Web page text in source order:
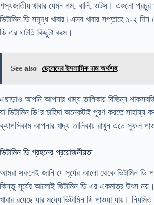
শস্যজাতীয় খাবার যেমন গম, বার্লি, ওটস। এগুলো প্রচুর
ভিটামিন ডি সমৃদ্ধ খাবার।এসব খাবার সপ্তাহে ১-২ দিন
ডি এর ঘাটতি কিছুটা কমে।
See also ছেলেদের ইসলামিক নাম অর্থসহ
এছাড়াও আপনি আপনার খাদ্য তালিকায় বিভিন্ন
যা ভিটামিন ডি’র চাহিদা অনেকটাই পূরণ করতে সাহায্য
ক্যাপসিকাম আপনার খাদ্য তালিকায় রাখুন এতে সুফল
ভিটামিন ডি গ্রহনের প্রয়োজনীয়তা
আমরা সকলেই জানি যে সূর্যের আলো থেকে ভিটামিন ডি
কিন্তু সূর্যের আলোই ভিটামিন ডি এর একমাত্র উৎস
খাবার রয়েছে যার মধ্যে ভিটামিন ডি পাওয়া যায়।